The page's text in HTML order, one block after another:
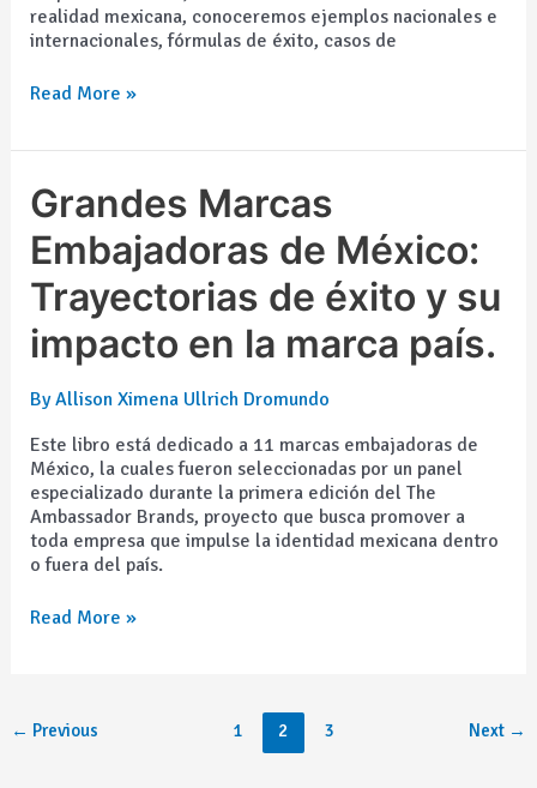
realidad mexicana, conoceremos ejemplos nacionales e
internacionales, fórmulas de éxito, casos de
Read More »
Grandes Marcas
Embajadoras de México:
Trayectorias de éxito y su
impacto en la marca país.
ByAllison Ximena Ullrich Dromundo
Este libro está dedicado a 11 marcas embajadoras de
México, la cuales fueron seleccionadas por un panel
especializado durante la primera edición del The
Ambassador Brands, proyecto que busca promover a
toda empresa que impulse la identidad mexicana dentro
o fuera del país.
Grandes
Marcas
Embajadoras
de
México:
Trayectorias
de
éxito
su
impacto
en
la
marca
país.
Read More »
← Previous 1 2 3 Next →